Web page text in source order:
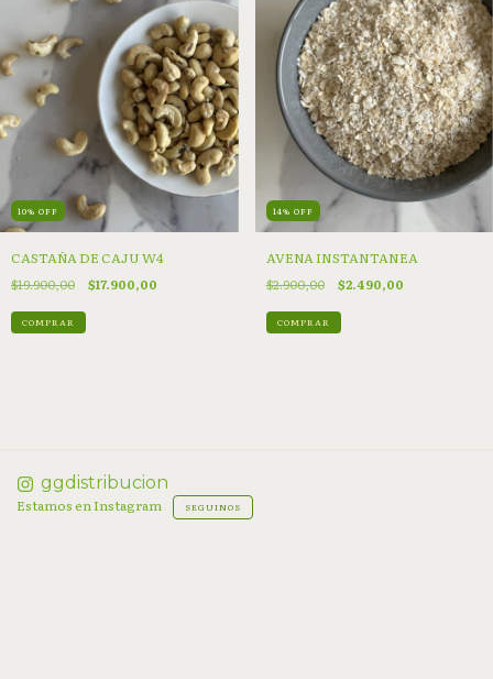
10% OFF
CASTAÑA DE CAJU W4
$19.900,00 $17.900,00
COMPRAR
14% OFF
AVENA INSTANTANEA
$2.900,00 $2.490,00
COMPRAR
ggdistribucion
Estamos en Instagram SEGUINOS